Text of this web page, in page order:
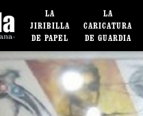
LA
JIRIBILLA
DE PAPEL
LA
CARICATURA
DE GUARDIA